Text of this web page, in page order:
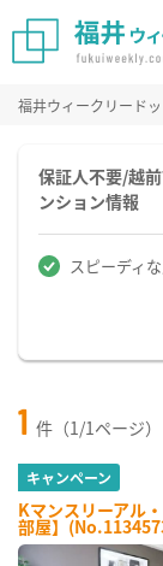
福井ウィークリード
保証人不要/越
ンション情報
スピーディ
1 件（1/1ページ）
キャンペーン
Kマンスリーアル
部屋】